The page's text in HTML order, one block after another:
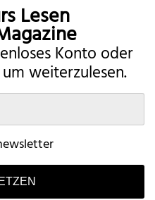
Lesen
Konto oder
weiterzulesen.
Instagram